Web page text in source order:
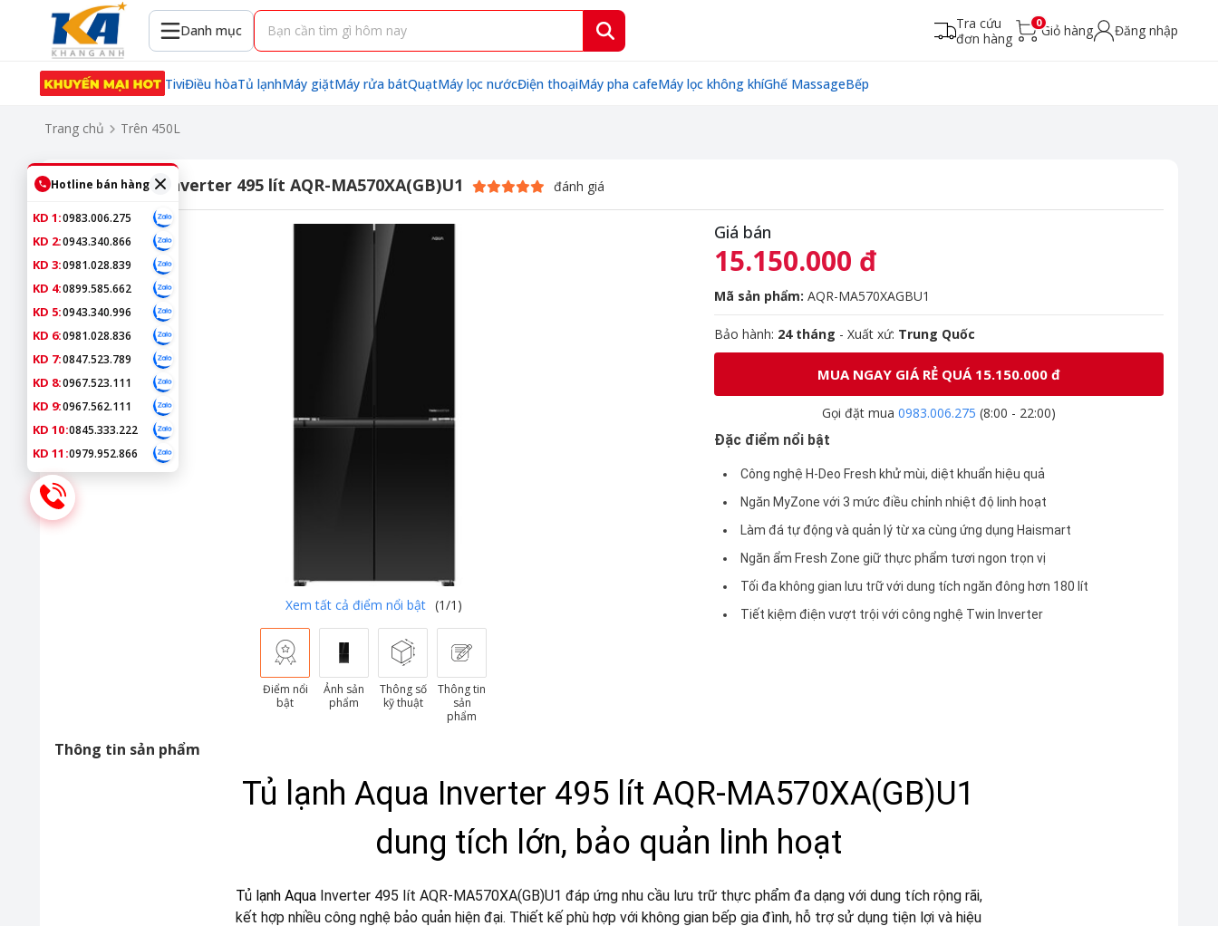
Danh mục
Tra cứu
đơn hàng
0Giỏ hàng Đăng nhập
TiviĐiều hòaTủ lạnhMáy giặtMáy rửa bátQuạtMáy lọc nướcĐiện thoạiMáy pha cafeMáy lọc không khíGhế MassageBếp
Trang chủ Trên 450L
Tủ lạnh Aqua Inverter 495 lít AQR-MA570XA(GB)U1 đánh giá
Xem tất cả điểm nổi bật (1/1)
Điểm nổi
bật
Ảnh sản
phẩm
Thông số
kỹ thuật
Thông tin
sản
phẩm
Giá bán
15.150.000 đ
Mã sản phẩm: AQR-MA570XAGBU1
Bảo hành: 24 tháng - Xuất xứ: Trung Quốc
MUA NGAY GIÁ RẺ QUÁ 15.150.000 đ
Gọi đặt mua 0983.006.275 (8:00 - 22:00)
Đặc điểm nổi bật
Công nghệ H-Deo Fresh khử mùi, diệt khuẩn hiệu quả
Ngăn MyZone với 3 mức điều chỉnh nhiệt độ linh hoạt
Làm đá tự động và quản lý từ xa cùng ứng dụng Haismart
Ngăn ẩm Fresh Zone giữ thực phẩm tươi ngon trọn vị
Tối đa không gian lưu trữ với dung tích ngăn đông hơn 180 lít
Tiết kiệm điện vượt trội với công nghệ Twin Inverter
Thông tin sản phẩm
Tủ lạnh Aqua Inverter 495 lít AQR-MA570XA(GB)U1
dung tích lớn, bảo quản linh hoạt
Tủ lạnh AquaInverter 495 lít AQR-MA570XA(GB)U1 đáp ứng nhu cầu lưu trữ thực phẩm đa dạng với dung tích rộng rãi,
kết hợp nhiều công nghệ bảo quản hiện đại. Thiết kế phù hợp với không gian bếp gia đình, hỗ trợ sử dụng tiện lợi và hiệu
Hotline bán hàng
KD 1:0983.006.275
KD 2:0943.340.866
KD 3:0981.028.839
KD 4:0899.585.662
KD 5:0943.340.996
KD 6:0981.028.836
KD 7:0847.523.789
KD 8:0967.523.111
KD 9:0967.562.111
KD 10:0845.333.222
KD 11:0979.952.866